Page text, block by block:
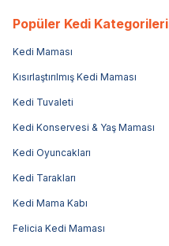
Popüler Kedi Kategorileri
Kedi Maması
Kısırlaştırılmış Kedi Maması
Kedi Tuvaleti
Kedi Konservesi & Yaş Maması
Kedi Oyuncakları
Kedi Tarakları
Kedi Mama Kabı
Felicia Kedi Maması